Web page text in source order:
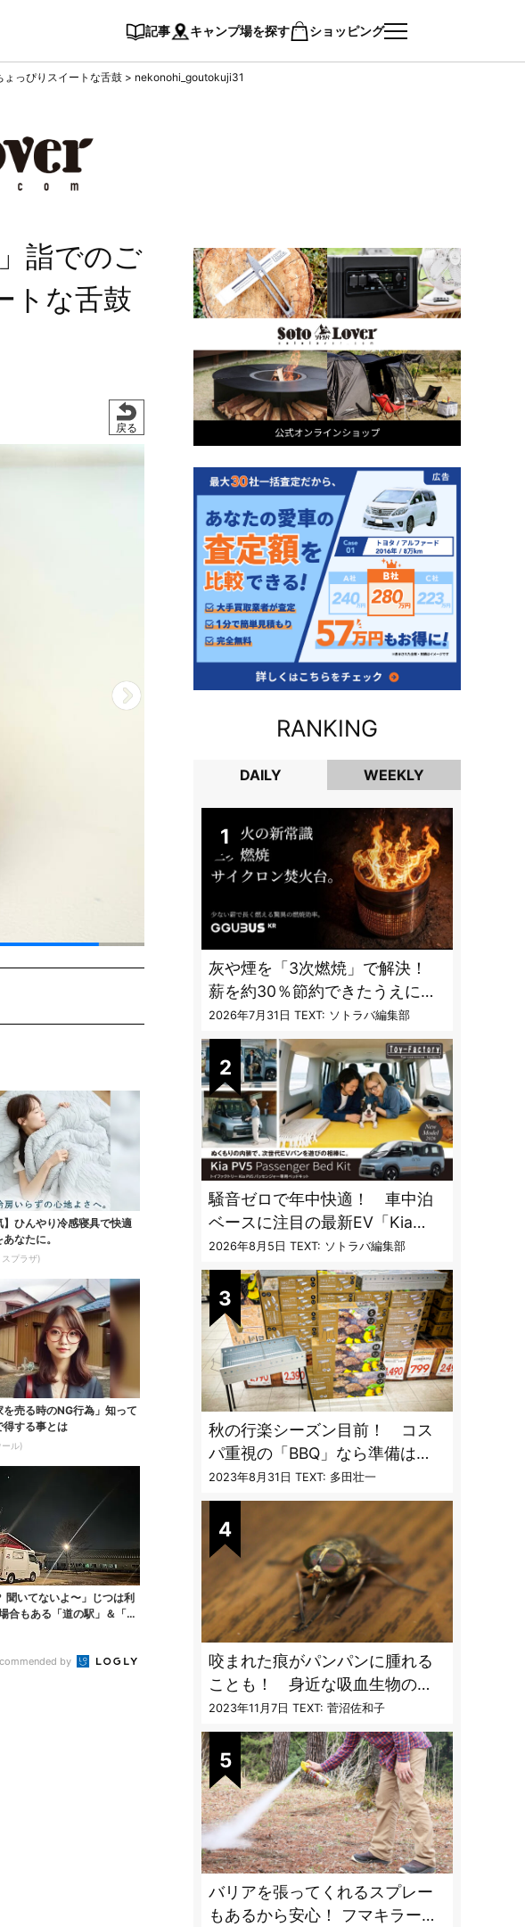
記事 キャンプ場を探す ショッピング
っぴりスイートな舌鼓 > nekonohi_goutokuji31
詣でのご
トな舌鼓
戻る
】ひんやり冷感寝具で快適
なたに。
スプラザ)
を売る時のNG行為」知って
得する事とは
ール)
合もある「道の駅」＆「キ
by
RANKING
DAILY WEEKLY
DAILY
灰や煙を「3次燃焼」で解決！
薪を約30％節約できたうえに炎
も美しくなった焚火台
2026年7月31日 TEXT: ソトラバ編集部
騒音ゼロで年中快適！ 車中泊
ベースに注目の最新EV「Kia
PV5」専用ベッドキット登場
2026年8月5日 TEXT: ソトラバ編集部
秋の行楽シーズン目前！ コス
パ重視の「BBQ」なら準備は
「トライアル」一択だった
2023年8月31日 TEXT: 多田壮一
咬まれた痕がパンパンに腫れる
ことも！ 身近な吸血生物の
〝生態と対策〟【vol.04 ア
ブ・ブユ・ヌカカ】
2023年11月7日 TEXT: 菅沼佐和子
バリアを張ってくれるスプレー
もあるから安心！ フマキラーに